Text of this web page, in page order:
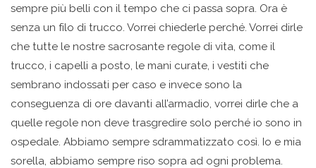
sempre più belli con il tempo che ci passa sopra. Ora è
senza un filo di trucco. Vorrei chiederle perché. Vorrei dirle
che tutte le nostre sacrosante regole di vita, come il
trucco, i capelli a posto, le mani curate, i vestiti che
sembrano indossati per caso e invece sono la
conseguenza di ore davanti all’armadio, vorrei dirle che a
quelle regole non deve trasgredire solo perché io sono in
ospedale. Abbiamo sempre sdrammatizzato così. Io e mia
sorella, abbiamo sempre riso sopra ad ogni problema.